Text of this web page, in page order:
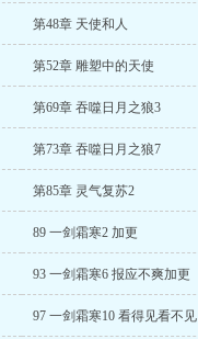
第48章 天使和人
第52章 雕塑中的天使
第69章 吞噬日月之狼3
第73章 吞噬日月之狼7
第85章 灵气复苏2
89 一剑霜寒2 加更
93 一剑霜寒6 报应不爽加更
97 一剑霜寒10 看得见看不见